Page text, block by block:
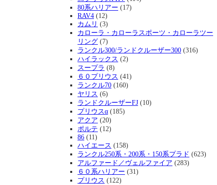
80系ハリアー (17)
RAV4 (12)
カムリ (3)
カローラ・カローラスポーツ・カローラツー
リング (7)
ランクル300/ランドクルーザー300 (316)
ハイラックス (2)
スープラ (8)
６０プリウス (41)
ランクル70 (160)
ヤリス (6)
ランドクルーザーFJ (10)
プリウスα (185)
アクア (20)
ポルテ (12)
86 (11)
ハイエース (158)
ランクル250系・200系・150系プラド (623)
アルファード／ヴェルファイア (283)
６０系ハリアー (31)
プリウス (122)